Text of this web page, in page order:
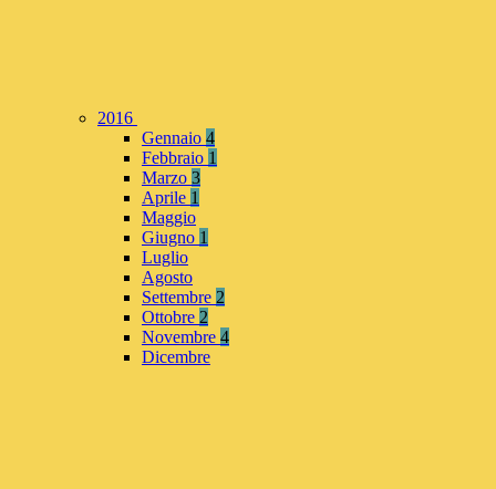
2016
Gennaio 4
Febbraio 1
Marzo 3
Aprile 1
Maggio
Giugno 1
Luglio
Agosto
Settembre 2
Ottobre 2
Novembre 4
Dicembre